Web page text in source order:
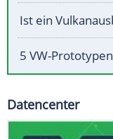
Ist ein
5 VW-
Datencenter